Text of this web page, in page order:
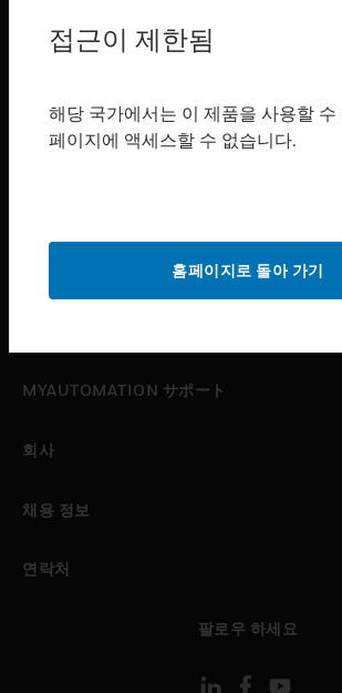
제품
toggle view
서비스
MYAUTOMATION サポート
회사
채용 정보
연락처
팔로우 하세요
접근이 제한됨
해당 국가에서는 이 제품을 사용할 수
페이지에 액세스할 수 없습니다.
홈페이지로 돌아 가기